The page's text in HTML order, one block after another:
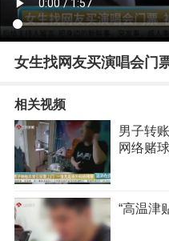
女生找网友买演唱会门
相关视频
男子转
网络赌球
“高温津